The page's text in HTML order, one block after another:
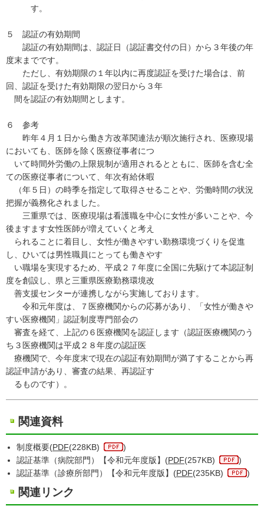
す。
５ 認証の有効期間
認証の有効期間は、認証日（認証書交付の日）から３年後の年
度末までです。
ただし、有効期限の１年以内に再度認証を受けた場合は、前
回、認証を受けた有効期限の翌日から３年
間を認証の有効期間とします。
６ 参考
昨年４月１日から働き方改革関連法が順次施行され、医療現場
においても、医師を除く医療従事者につ
いて時間外労働の上限規制が適用されるとともに、医師を含む全
ての医療従事者について、年次有給休暇
（年５日）の時季を指定して取得させることや、労働時間の状況
把握が義務化されました。
三重県では、医療現場は看護職を中心に女性が多いことや、今
後ますます女性医師が増えていくと考え
られることに着目し、女性が働きやすい勤務環境づくりを促進
し、ひいては男性職員にとっても働きやす
い職場を実現するため、平成２７年度に全国に先駆けて本認証制
度を創設し、県と三重県医療勤務環境改
善支援センターが連携しながら実施しております。
令和元年度は、７医療機関からの応募があり、「女性が働きや
すい医療機関」認証制度専門部会の
審査を経て、上記の６医療機関を認証します（認証医療機関のう
ち３医療機関は平成２８年度の認証医
療機関で、今年度末で現在の認証有効期間が満了することから再
認証申請があり、審査の結果、再認証す
るものです）。
関連資料
制度概要(PDF(228KB)
)
認証基準（病院部門）【令和元年度版】(PDF(257KB)
)
認証基準（診療所部門）【令和元年度版】(PDF(235KB) )
関連リンク